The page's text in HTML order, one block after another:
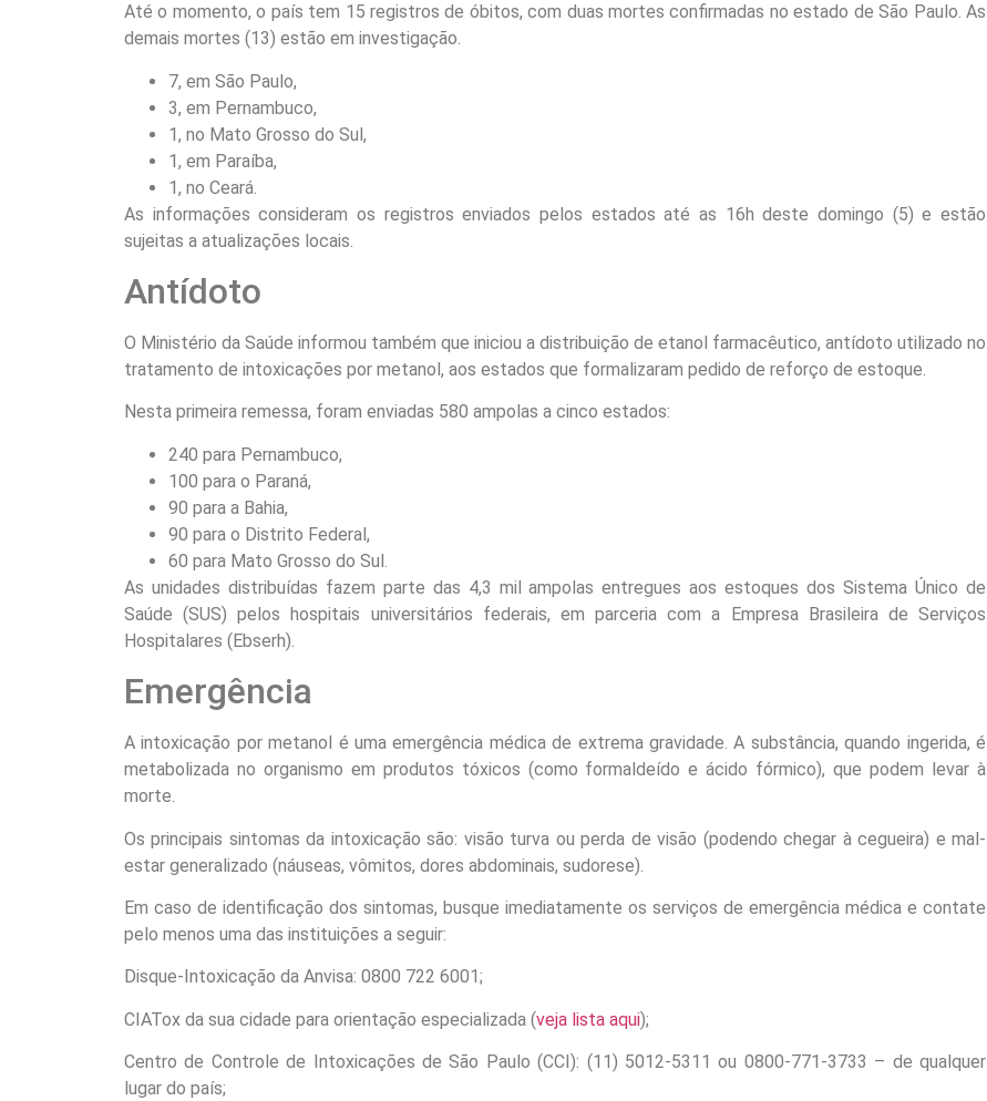
Até o momento, o país tem 15 registros de óbitos, com duas mortes confirmadas no estado de São Paulo. As
demais mortes (13) estão em investigação.
7, em São Paulo,
3, em Pernambuco,
1, no Mato Grosso do Sul,
1, em Paraíba,
1, no Ceará.
As informações consideram os registros enviados pelos estados até as 16h deste domingo (5) e estão
sujeitas a atualizações locais.
Antídoto
O Ministério da Saúde informou também que iniciou a distribuição de etanol farmacêutico, antídoto utilizado no
tratamento de intoxicações por metanol, aos estados que formalizaram pedido de reforço de estoque.
Nesta primeira remessa, foram enviadas 580 ampolas a cinco estados:
240 para Pernambuco,
100 para o Paraná,
90 para a Bahia,
90 para o Distrito Federal,
60 para Mato Grosso do Sul.
As unidades distribuídas fazem parte das 4,3 mil ampolas entregues aos estoques dos Sistema Único de
Saúde (SUS) pelos hospitais universitários federais, em parceria com a Empresa Brasileira de Serviços
Hospitalares (Ebserh).
Emergência
A intoxicação por metanol é uma emergência médica de extrema gravidade. A substância, quando ingerida, é
metabolizada no organismo em produtos tóxicos (como formaldeído e ácido fórmico), que podem levar à
morte.
Os principais sintomas da intoxicação são: visão turva ou perda de visão (podendo chegar à cegueira) e mal-
estar generalizado (náuseas, vômitos, dores abdominais, sudorese).
Em caso de identificação dos sintomas, busque imediatamente os serviços de emergência médica e contate
pelo menos uma das instituições a seguir:
Disque-Intoxicação da Anvisa: 0800 722 6001;
CIATox da sua cidade para orientação especializada (veja lista aqui);
Centro de Controle de Intoxicações de São Paulo (CCI): (11) 5012-5311 ou 0800-771-3733 – de qualquer
lugar do país;